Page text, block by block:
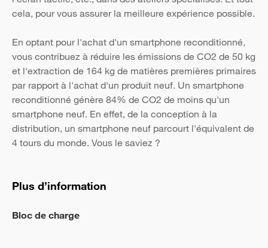
cela, pour vous assurer la meilleure expérience possible.
En optant pour l'achat d'un smartphone reconditionné,
vous contribuez à réduire les émissions de CO2 de 50 kg
et l'extraction de 164 kg de matières premières primaires
par rapport à l'achat d'un produit neuf. Un smartphone
reconditionné génère 84% de CO2 de moins qu'un
smartphone neuf. En effet, de la conception à la
distribution, un smartphone neuf parcourt l'équivalent de
4 tours du monde. Vous le saviez ?
Plus d’information
Bloc de charge